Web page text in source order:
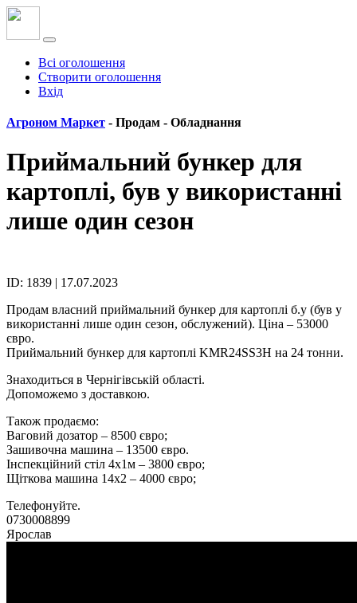
Всі оголошення
Створити оголошення
Вхід
Агроном Маркет - Продам - Обладнання
Приймальний бункер для
картоплі, був у використанні
лише один сезон
ID: 1839 | 17.07.2023
Продам власний приймальний бункер для картоплі б.у (був у
використанні лише один сезон, обслужений). Ціна – 53000
євро.
Приймальний бункер для картоплі KMR24SS3H на 24 тонни.
Знаходиться в Чернігівській області.
Допоможемо з доставкою.
Також продаємо:
Ваговий дозатор – 8500 євро;
Зашивочна машина – 13500 євро.
Інспекційний стіл 4х1м – 3800 євро;
Щіткова машина 14х2 – 4000 євро;
Телефонуйте.
0730008899
Ярослав